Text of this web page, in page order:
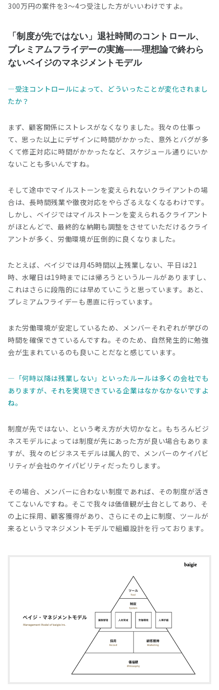
300万円の案件を3〜4つ受注した方がいいわけですよ。
「制度が先ではない」退社時間のコントロール、
プレミアムフライデーの実施――理想論で終わら
ないベイジのマネジメントモデル
受注コントロールによって、どういったことが変化されまし
たか？
まず、顧客関係にストレスがなくなりました。我々の仕事っ
て、思った以上にデザインに時間がかかった、意外とバグが多
くて修正対応に時間がかかったなど、スケジュール通りにいか
ないことも多いんですね。
そして途中でマイルストーンを変えられないクライアントの場
合は、長時間残業や徹夜対応をやらざるえなくなるわけです。
しかし、ベイジではマイルストーンを変えられるクライアント
がほとんどで、最終的な納期も調整をさせていただけるクライ
アントが多く、労働環境が圧倒的に良くなりました。
たとえば、ベイジでは月45時間以上残業しない、平日は21
時、水曜日は19時までには帰ろうというルールがありますし、
これはさらに段階的には早めていこうと思っています。あと、
プレミアムフライデーも愚直に行っています。
また労働環境が安定しているため、メンバーそれぞれが学びの
時間を確保できているんですね。そのため、自然発生的に勉強
会が生まれているのも良いことだなと感じています。
「何時以降は残業しない」といったルールは多くの会社でも
ありますが、それを実現できている企業はなかなかないですよ
ね。
制度が先ではない、という考え方が大切かなと。もちろんビジ
ネスモデルによっては制度が先にあった方が良い場合もありま
すが、我々のビジネスモデルは属人的で、メンバーのケイパビ
リティが会社のケイパビリティだったりします。
その場合、メンバーに合わない制度であれば、その制度が活き
てこないんですね。そこで我々は価値観が土台としてあり、そ
の上に採用、顧客獲得があり、さらにその上に制度、ツールが
来るというマネジメントモデルで組織設計を行っております。